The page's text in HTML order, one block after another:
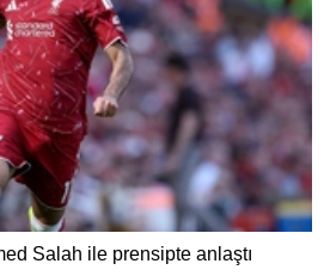
Salah ile prensipte anlaştı